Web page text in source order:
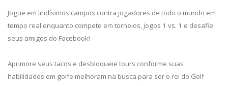
Jogue em lindísimos campos contra jogadores de todo o mundo em
tempo real enquanto compete em torneios, jogos 1 vs. 1 e desafie
seus amigos do Facebook!
Aprimore seus tacos e desbloqueie tours conforme suas
habilidades em golfe melhoram na busca para ser o rei do Golf